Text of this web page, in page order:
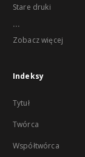
Stare druki
...
Zobacz więcej
Indeksy
Tytuł
Twórca
Współtwórca